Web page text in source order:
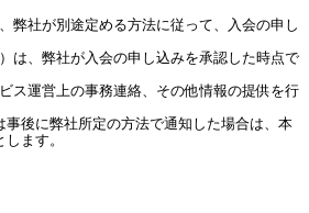
社が別途定める方法に従って、入会の申し
、弊社が入会の申し込みを承認した時点で
運営上の事務連絡、その他情報の提供を行
に弊社所定の方法で通知した場合は、本
ます。